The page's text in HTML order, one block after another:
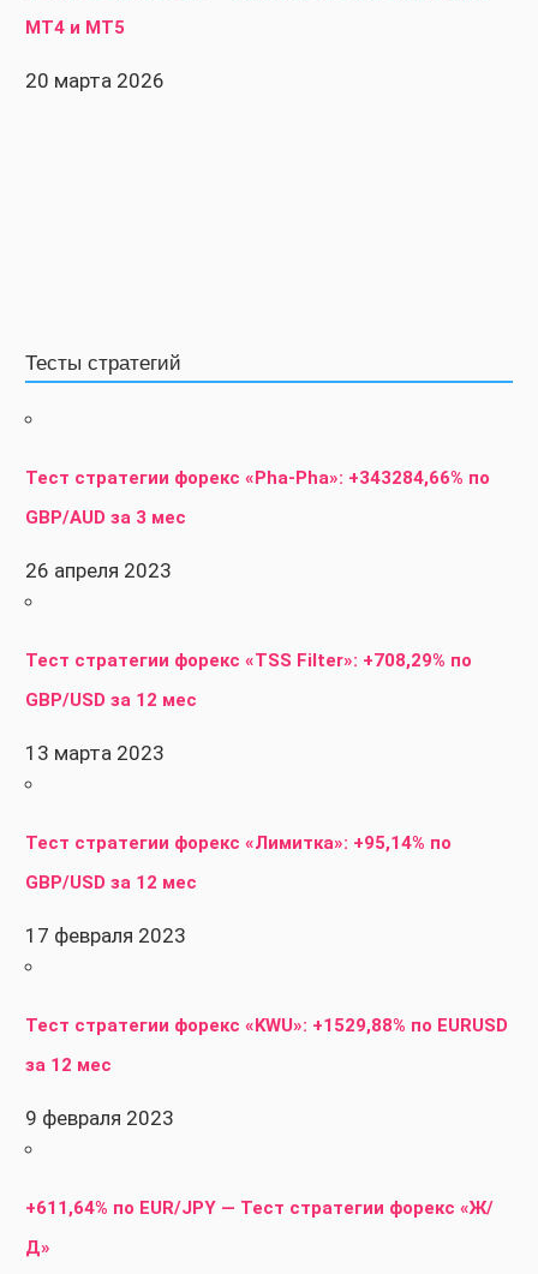
MT4 и MT5
20 марта 2026
Тесты стратегий
Тест стратегии форекс «Pha-Pha»: +343284,66% по
GBP/AUD за 3 мес
26 апреля 2023
Тест стратегии форекс «TSS Filter»: +708,29% по
GBP/USD за 12 мес
13 марта 2023
Тест стратегии форекс «Лимитка»: +95,14% по
GBP/USD за 12 мес
17 февраля 2023
Тест стратегии форекс «KWU»: +1529,88% по EURUSD
за 12 мес
9 февраля 2023
+611,64% по EUR/JPY — Тест стратегии форекс «Ж/
Д»